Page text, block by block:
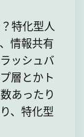
特化型人
情報共有
ッシュバ
層とかト
あったり
、特化型